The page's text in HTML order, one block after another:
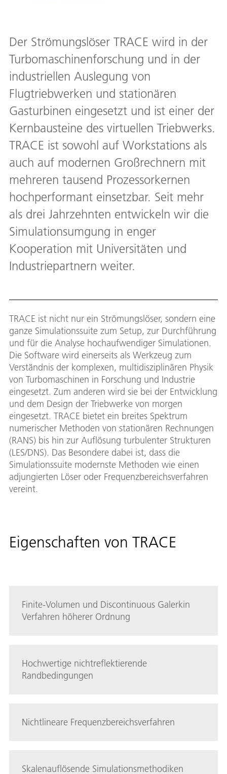
Der Strömungslöser TRACE wird in der
Turbomaschinenforschung und in der
industriellen Auslegung von
Flugtriebwerken und stationären
Gasturbinen eingesetzt und ist einer der
Kernbausteine des virtuellen Triebwerks.
TRACE ist sowohl auf Workstations als
auch auf modernen Großrechnern mit
mehreren tausend Prozessorkernen
hochperformant einsetzbar. Seit mehr
als drei Jahrzehnten entwickeln wir die
Simulationsumgung in enger
Kooperation mit Universitäten und
Industriepartnern weiter.
TRACE ist nicht nur ein Strömungslöser, sondern eine
ganze Simulationssuite zum Setup, zur Durchführung
und für die Analyse hochaufwendiger Simulationen.
Die Software wird einerseits als Werkzeug zum
Verständnis der komplexen, multidisziplinären Physik
von Turbomaschinen in Forschung und Industrie
eingesetzt. Zum anderen wird sie bei der Entwicklung
und dem Design der Triebwerke von morgen
eingesetzt. TRACE bietet ein breites Spektrum
numerischer Methoden von stationären Rechnungen
(RANS) bis hin zur Auflösung turbulenter Strukturen
(LES/DNS). Das Besondere dabei ist, dass die
Simulationssuite modernste Methoden wie einen
adjungierten Löser oder Frequenzbereichsverfahren
vereint.
Eigenschaften von TRACE
Finite-Volumen und Discontinuous Galerkin
Verfahren höherer Ordnung
Hochwertige nichtreflektierende
Randbedingungen
Nichtlineare Frequenzbereichsverfahren
Skalenauflösende Simulationsmethodiken